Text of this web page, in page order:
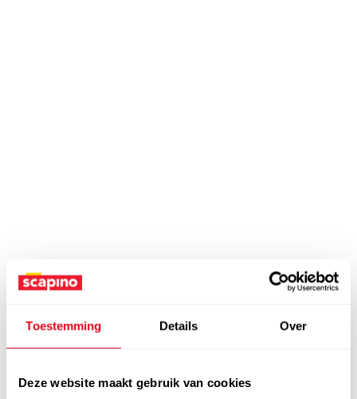
Toestemming Details Over
Deze website maakt gebruik van cookies